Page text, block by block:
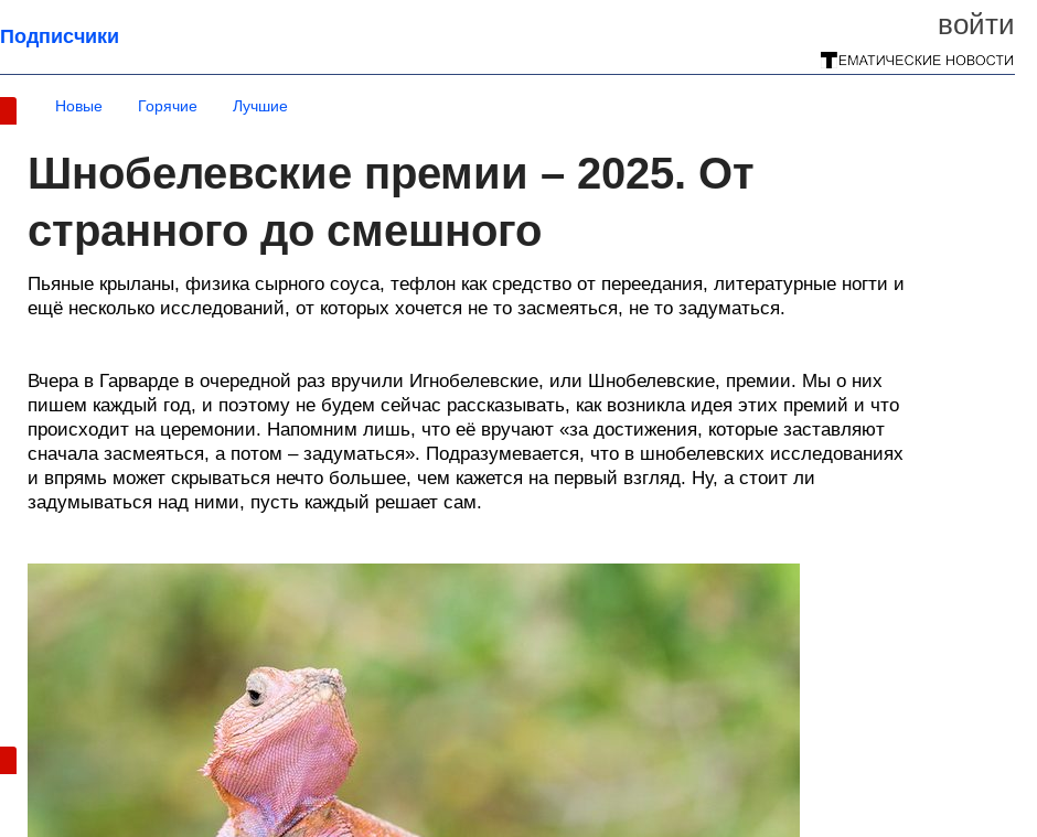
войти
Подписчики
Новые Горячие Лучшие
Шнобелевские премии – 2025. От
странного до смешного
Пьяные крыланы, физика сырного соуса, тефлон как средство от переедания, литературные ногти и
ещё несколько исследований, от которых хочется не то засмеяться, не то задуматься.
Вчера в Гарварде в очередной раз вручили Игнобелевские, или Шнобелевские, премии. Мы о них
пишем каждый год, и поэтому не будем сейчас рассказывать, как возникла идея этих премий и что
происходит на церемонии. Напомним лишь, что её вручают «за достижения, которые заставляют
сначала засмеяться, а потом – задуматься». Подразумевается, что в шнобелевских исследованиях
и впрямь может скрываться нечто большее, чем кажется на первый взгляд. Ну, а стоит ли
задумываться над ними, пусть каждый решает сам.